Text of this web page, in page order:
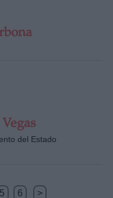
del Estado
5 6 >